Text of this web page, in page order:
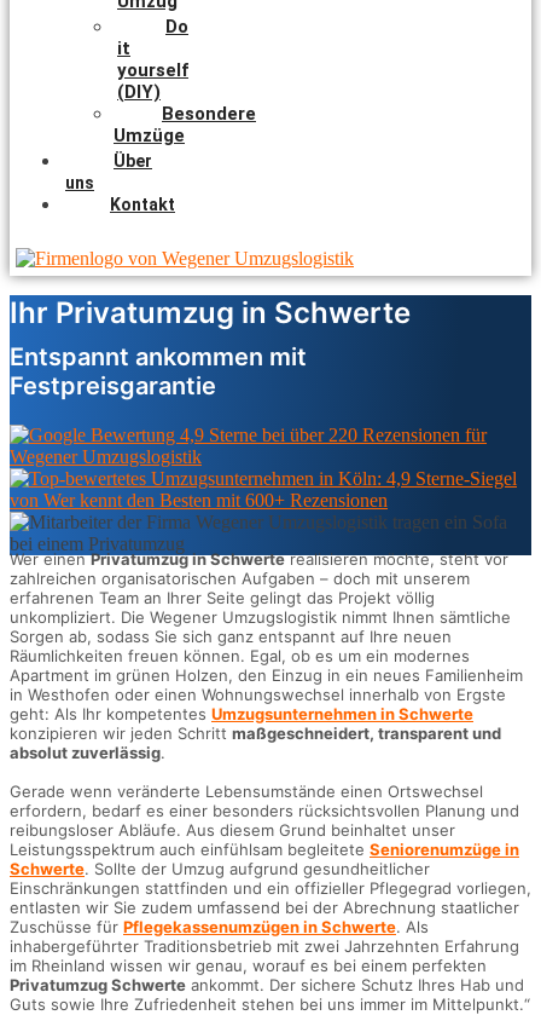
Do
it
yourself
(DIY)
Besondere
Umzüge
Über
uns
Kontakt
Ihr Privatumzug in Schwerte
Entspannt ankommen mit
Festpreisgarantie
Wer einenPrivatumzug in Schwerterealisieren möchte, steht vor
zahlreichen organisatorischen Aufgaben – doch mit unserem
erfahrenen Team an Ihrer Seite gelingt das Projekt völlig
unkompliziert. Die Wegener Umzugslogistik nimmt Ihnen sämtliche
Sorgen ab, sodass Sie sich ganz entspannt auf Ihre neuen
Räumlichkeiten freuen können. Egal, ob es um ein modernes
Apartment im grünen Holzen, den Einzug in ein neues Familienheim
in Westhofen oder einen Wohnungswechsel innerhalb von Ergste
geht: Als Ihr kompetentes Umzugsunternehmen in Schwerte
konzipieren wir jeden Schritt maßgeschneidert, transparent und
absolut zuverlässig.
Gerade wenn veränderte Lebensumstände einen Ortswechsel
erfordern, bedarf es einer besonders rücksichtsvollen Planung und
reibungsloser Abläufe. Aus diesem Grund beinhaltet unser
Leistungsspektrum auch einfühlsam begleitete Seniorenumzüge in
Schwerte. Sollte der Umzug aufgrund gesundheitlicher
Einschränkungen stattfinden und ein offizieller Pflegegrad vorliegen,
entlasten wir Sie zudem umfassend bei der Abrechnung staatlicher
Zuschüsse für Pflegekassenumzügen in Schwerte. Als
inhabergeführter Traditionsbetrieb mit zwei Jahrzehnten Erfahrung
im Rheinland wissen wir genau, worauf es bei einem perfekten
Privatumzug Schwerte ankommt. Der sichere Schutz Ihres Hab und
Guts sowie Ihre Zufriedenheit stehen bei uns immer im Mittelpunkt.“